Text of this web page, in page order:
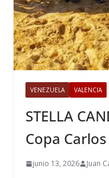
VENEZUELA VALENCIA
STELLA
Copa
junio 13, 2026 Juan